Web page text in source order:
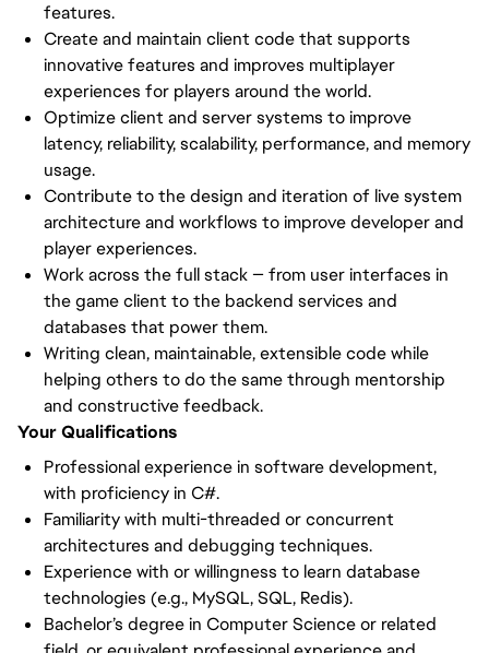
features.
Create and maintain client code that supports
innovative features and improves multiplayer
experiences for players around the world.
Optimize client and server systems to improve
latency, reliability, scalability, performance, and memory
usage.
Contribute to the design and iteration of live system
architecture and workflows to improve developer and
player experiences.
Work across the full stack — from user interfaces in
the game client to the backend services and
databases that power them.
Writing clean, maintainable, extensible code while
helping others to do the same through mentorship
and constructive feedback.
Your Qualifications
Professional experience in software development,
with proficiency in C#.
Familiarity with multi-threaded or concurrent
architectures and debugging techniques.
Experience with or willingness to learn database
technologies (e.g., MySQL, SQL, Redis).
Bachelor’s degree in Computer Science or related